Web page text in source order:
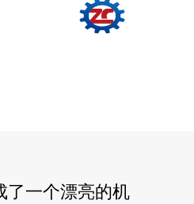
了一个漂亮的机